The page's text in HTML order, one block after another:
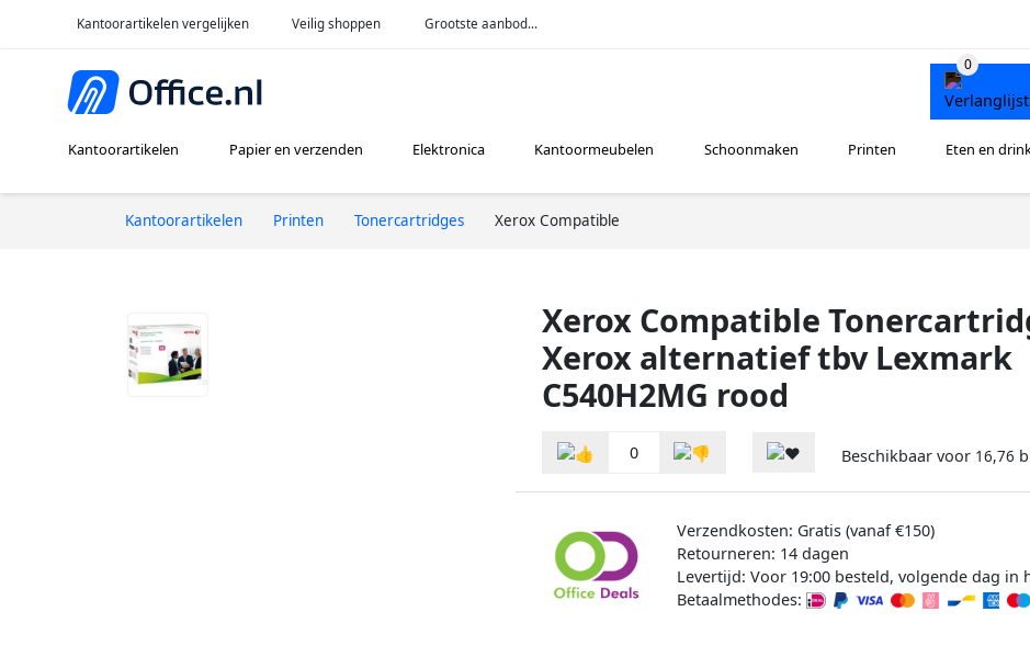
Kantoorartikelen vergelijken Veilig shoppen Grootste aanbod...
Kantoorartikelen Papier en verzenden Elektronica Kantoormeubelen Schoonmaken Printen Eten en
Kantoorartikelen Printen Tonercartridges Xerox Compatible
Xerox Compatible
Xerox alternatief tbv Lexmark
C540H2MG rood
0 Beschikbaar voor 16,76
Verzendkosten: Gratis (vanaf €150)
Retourneren: 14 dagen
Levertijd: Voor 19:00 besteld, volgende dag in
Betaalmethodes: